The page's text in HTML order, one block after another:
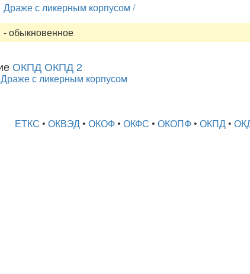
Драже с ликерным корпусом /
- обыкновенное
ОКПД ОКПД 2
Драже с ликерным корпусом
ЕТКС • ОКВЭД• ОКОФ• ОКФС • ОКОПФ• ОКПД•